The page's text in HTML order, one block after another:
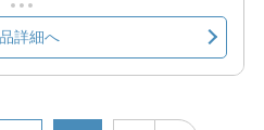
安）またはフロア選択画面1画面
詳細へ